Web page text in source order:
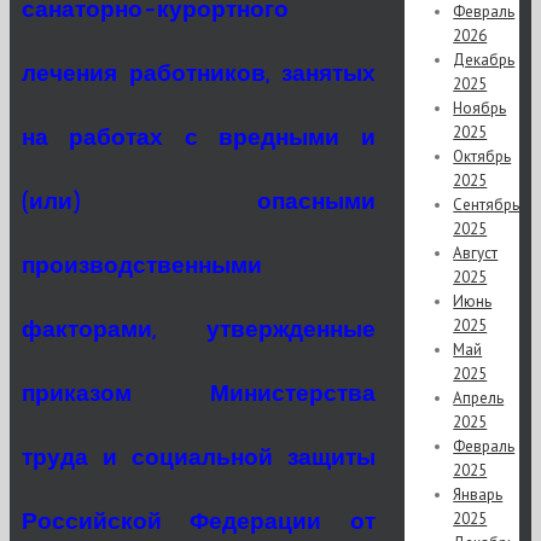
санаторно-курортного
лечения работников, занятых
на работах с вредными и
(или) опасными
производственными
факторами, утвержденные
приказом Министерства
труда и социальной защиты
Российской Федерации от
Февраль
2026
Декабрь
2025
Ноябрь
2025
Октябрь
2025
Сентябрь
2025
Август
2025
Июнь
2025
Май
2025
Апрель
2025
Февраль
2025
Январь
2025